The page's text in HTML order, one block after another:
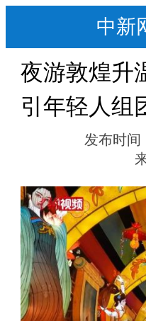
中新
夜游敦煌升
引年轻人组
发布时间